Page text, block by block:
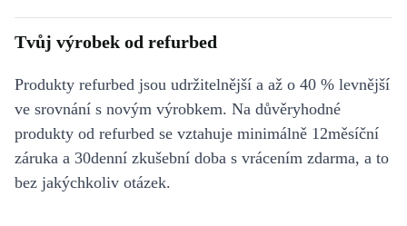
Tvůj výrobek od refurbed
Produkty refurbed jsou udržitelnější a až o 40 % levnější
ve srovnání s novým výrobkem. Na důvěryhodné
produkty od refurbed se vztahuje minimálně 12měsíční
záruka a 30denní zkušební doba s vrácením zdarma, a to
bez jakýchkoliv otázek.